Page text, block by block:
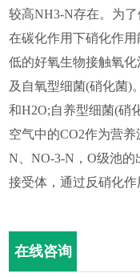
较高NH3-N存在。为
在碳化作用下硝化作
低的好氧生物接触氧
及自氧型细菌(硝化菌)
和H2O;自养型细菌(硝
空气中的CO2作为营
N、NO-3-N，O级池
接受体，通过反硝化作
在线咨询